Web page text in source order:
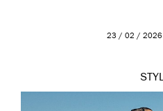
23 / 02 /